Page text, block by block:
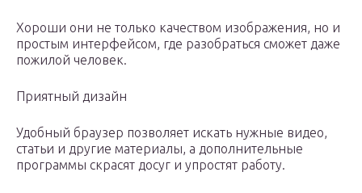
Хороши они не только качеством изображения, но и
простым интерфейсом, где разобраться сможет даже
пожилой человек.
Приятный дизайн
Удобный браузер позволяет искать нужные видео,
статьи и другие материалы, а дополнительные
программы скрасят досуг и упростят работу.